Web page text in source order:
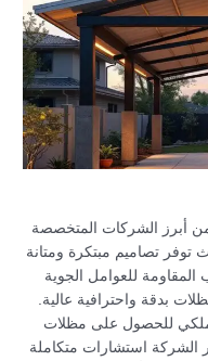
أبرز الشركات المتخصصة
تصاميم مبتكرة ومتانة
للعوامل الجوية
بدقة واحترافية عالية.
للحصول على مظلات
الشركة استشارات متكاملة